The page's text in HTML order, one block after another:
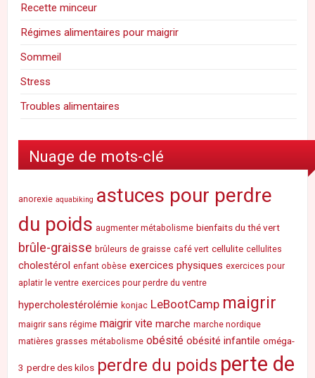
Recette minceur
Régimes alimentaires pour maigrir
Sommeil
Stress
Troubles alimentaires
Nuage de mots-clé
anorexie aquabiking astuces pour perdre
du poids augmenter métabolisme bienfaits du thé vert
brûle-graisse brûleurs de graisse café vert cellulite cellulites
cholestérol enfant obèse exercices physiques exercices pour
aplatir le ventre exercices pour perdre du ventre
hypercholestérolémie konjac LeBootCamp maigrir
maigrir sans régime maigrir vite marche marche nordique
matières grasses métabolisme obésité obésité infantile oméga-
3 perdre des kilos perdre du poids perte de